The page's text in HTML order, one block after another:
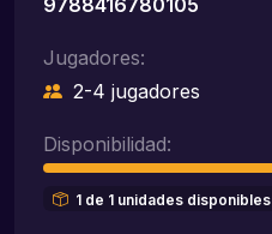
9788416780105
Jugadores:
2-4 jugadores
Disponibilidad:
1 de 1 unidades disponibles